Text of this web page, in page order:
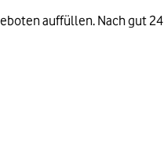
auffüllen. Nach gut 24